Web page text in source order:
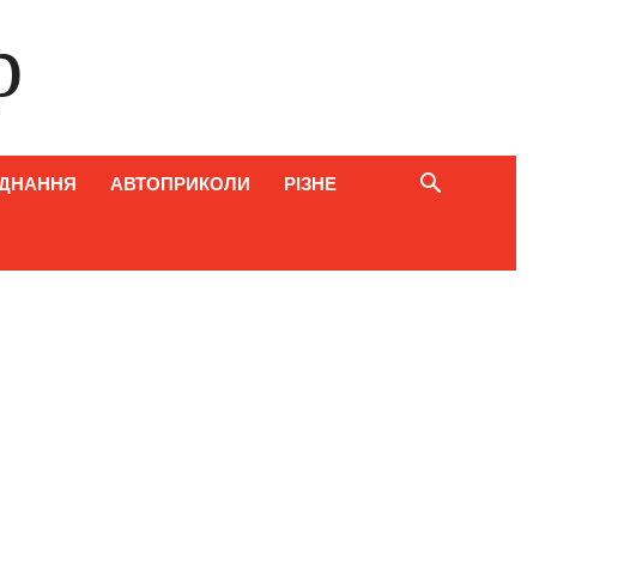
АВТОПРИКОЛИ РІЗНЕ